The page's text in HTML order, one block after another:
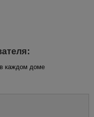
каждом доме